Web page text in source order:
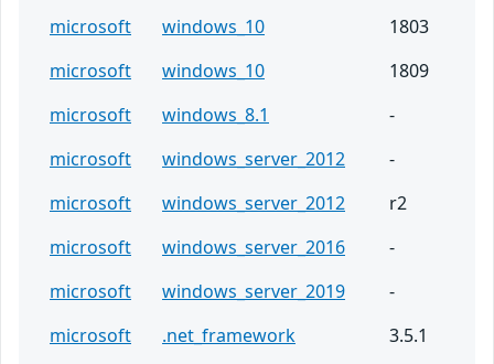
microsoft
windows_10
1803
microsoft
windows_10
1809
microsoft
windows_8.1
-
microsoft
windows_server_2012
-
microsoft
windows_server_2012
r2
microsoft
windows_server_2016
-
microsoft
windows_server_2019
-
microsoft
.net_framework
3.5.1